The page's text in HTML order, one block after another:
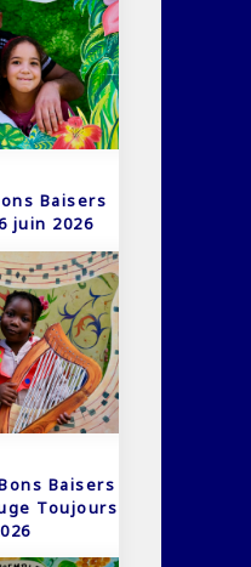
Baisers
juin 2026
Baisers
Toujours